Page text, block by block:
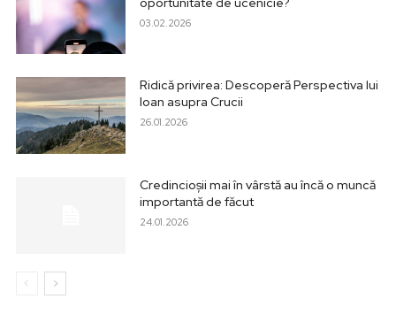
03.02.2026
Ridică privirea: Descoperă Perspectiva lui
Ioan asupra Crucii
26.01.2026
Credincioșii mai în vârstă au încă o muncă
importantă de făcut
24.01.2026